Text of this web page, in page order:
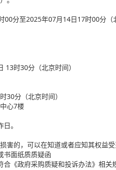
00分至2025年07月14日17时00分
13时30分（北京时间）
30分（北京时间）
心7楼
。
害的，可以在知道或者应知其权益
书面纸质质疑函
合《政府采购质疑和投诉办法》相